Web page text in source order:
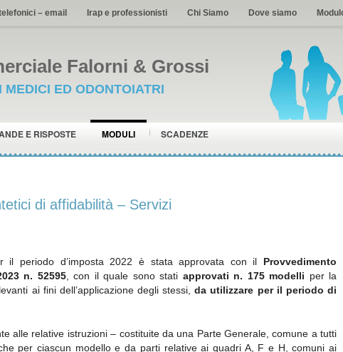
– email Irap e professionisti Chi Siamo Dove siamo
Falorni & Grossi
ED ODONTOIATRI
E RISPOSTE MODULI SCADENZE
di affidabilità – Servizi
il periodo d’imposta 2022 è stata approvata con il Provvedimento
n. 52595, con il quale sono stati approvati n. 175 modelli per la
ai fini dell’applicazione degli stessi, da utilizzare per il periodo di
alle relative istruzioni – costituite da una Parte Generale, comune a tutti
per ciascun modello e da parti relative ai quadri A, F e H, comuni ai